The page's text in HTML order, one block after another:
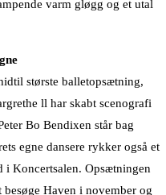
varm gløgg og et utal
største balletopsætning,
ll har skabt scenografi
Bo Bendixen står bag
egne dansere rykker også et
i Koncertsalen. Opsætningen
Haven i november og